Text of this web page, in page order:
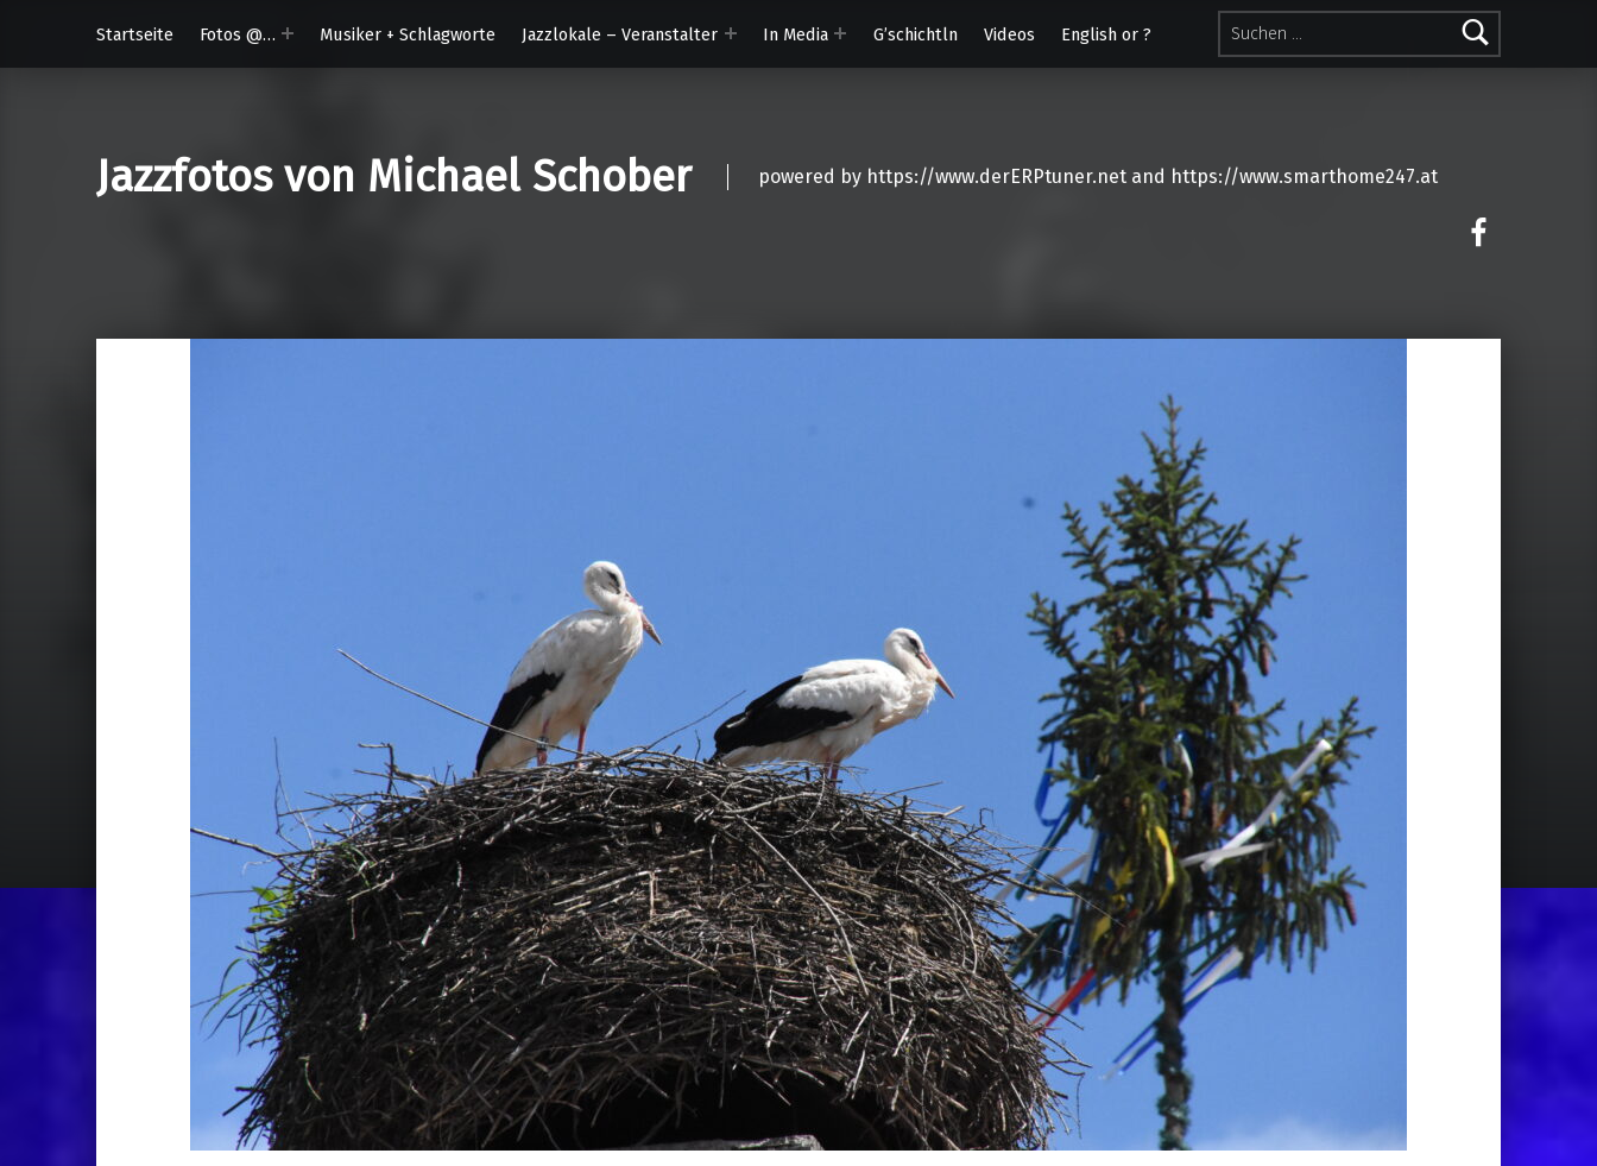
Suchen nach:
Startseite
Fotos @… Musiker + Schlagworte Jazzlokale – Veranstalter In Media G’schichtln Videos English or ?
Jazzfotos von Michael Schober powered by https://www.derERPtuner.net and https://www.smarthome247.at